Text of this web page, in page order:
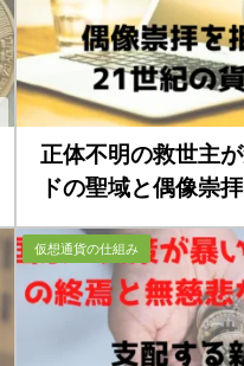
正体不明の救世主
ドの聖域と偶像崇
仮想通貨の仕組み